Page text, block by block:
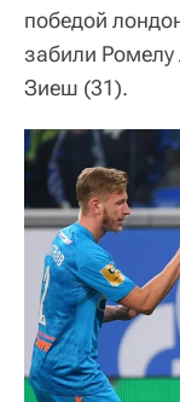
победой
забили Ромелу
Зиеш (31).